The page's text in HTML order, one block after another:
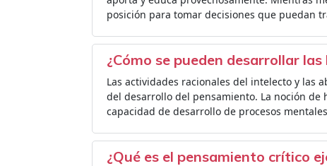
posición para tomar decisiones que puedan
¿Cómo se pueden desarrollar
Las actividades racionales del intelecto y las
del desarrollo del pensamiento. La noción
capacidad de desarrollo de procesos
¿Qué es el pensamiento crítico